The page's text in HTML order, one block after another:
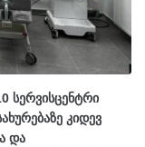
სერვისცენტრი
კიდევ
და